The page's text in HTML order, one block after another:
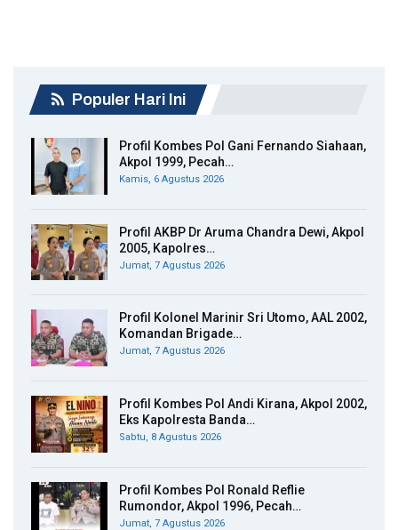
Populer Hari Ini
Profil Kombes Pol Gani Fernando Siahaan,
Akpol 1999, Pecah…
Kamis, 6 Agustus 2026
Profil AKBP Dr Aruma Chandra Dewi, Akpol
2005, Kapolres…
Jumat, 7 Agustus 2026
Profil Kolonel Marinir Sri Utomo, AAL 2002,
Komandan Brigade…
Jumat, 7 Agustus 2026
Profil Kombes Pol Andi Kirana, Akpol 2002,
Eks Kapolresta Banda…
Sabtu, 8 Agustus 2026
Profil Kombes Pol Ronald Reflie
Rumondor, Akpol 1996, Pecah…
Jumat, 7 Agustus 2026